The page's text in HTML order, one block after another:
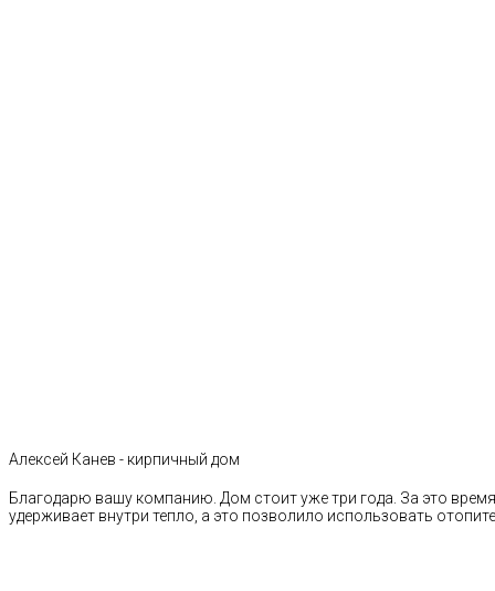
Алексей Канев - кирпичный дом
Благодарю вашу компанию. Дом стоит уже три года. За это
удерживает внутри тепло, а это позволило использовать